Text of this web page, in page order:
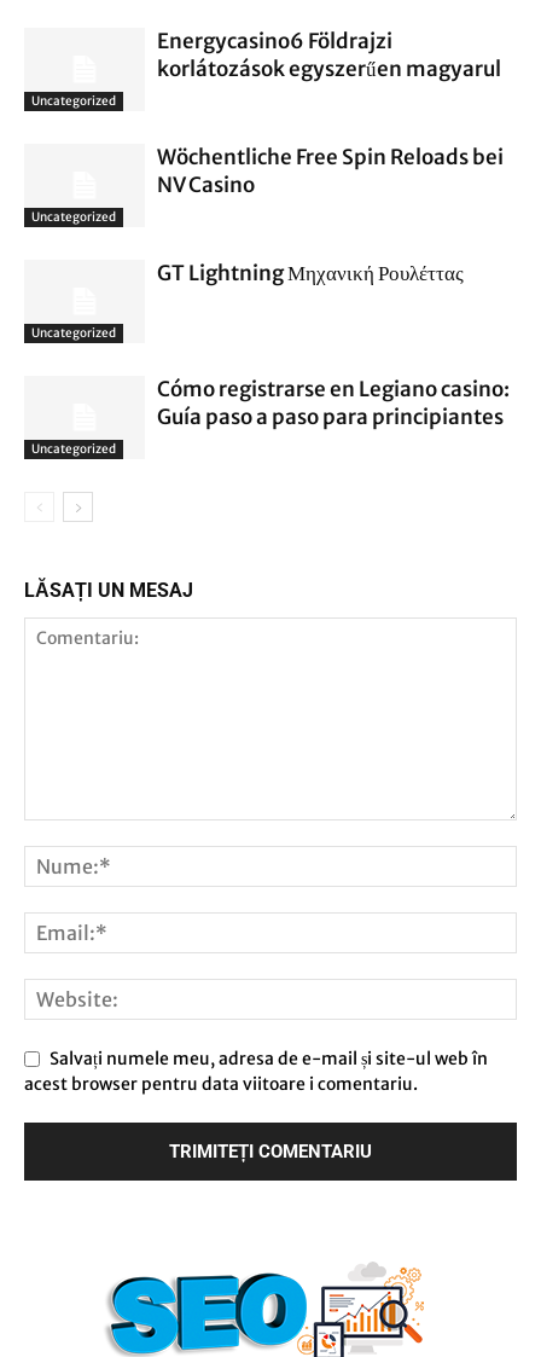
Uncategorized
Energycasino6 Földrajzi
korlátozások egyszerűen magyarul
Uncategorized
Wöchentliche Free Spin Reloads bei
NV Casino
Uncategorized
GT Lightning Μηχανική Ρουλέττας
Uncategorized
Cómo registrarse en Legiano casino:
Guía paso a paso para principiantes
LĂSAȚI UN MESAJ
Salvați numele meu, adresa de e-mail și site-ul web în
acest browser pentru data viitoare i comentariu.